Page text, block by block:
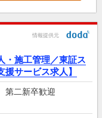
情報提供元
・施工管理／東証ス
サービス求人】
第二新卒歓迎